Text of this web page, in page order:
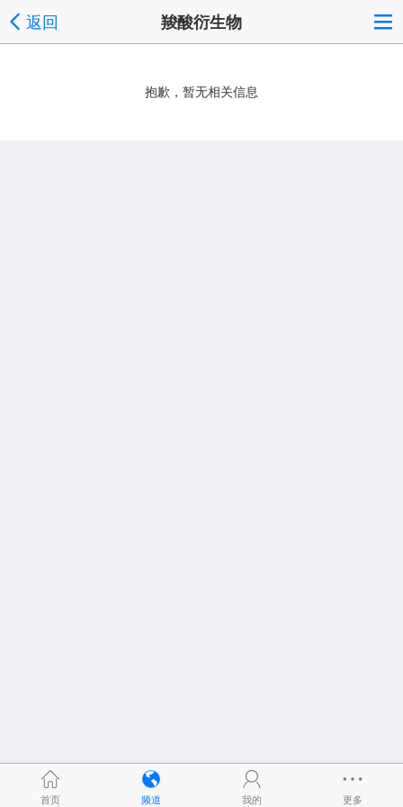
返回 羧酸衍生物
抱歉，暂无相关信息
首页 频道 我的 更多